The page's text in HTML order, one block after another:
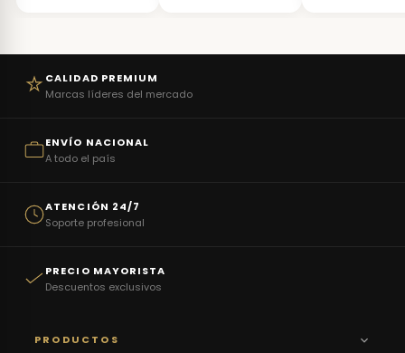
CALIDAD PREMIUM
Marcas líderes del mercado
ENVÍO NACIONAL
A todo el país
ATENCIÓN 24/7
Soporte profesional
PRECIO MAYORISTA
Descuentos exclusivos
PRODUCTOS